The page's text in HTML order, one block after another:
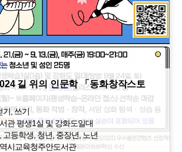
길 위의 인문학 「동화창작스토
기, 쓰기
관 평생1실 및 강화도일대
고등학생, 청년, 중장년, 노년
시교육청주안도서관